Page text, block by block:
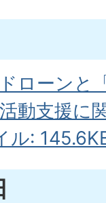
ローンと
動支援に
ル: